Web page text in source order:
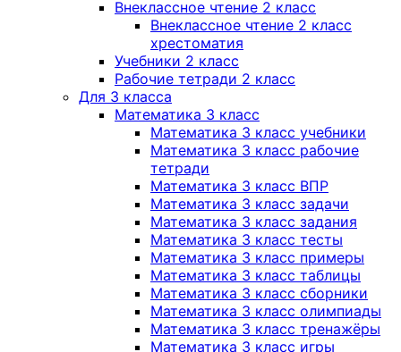
Внеклассное чтение 2 класс
Внеклассное чтение 2 класс
хрестоматия
Учебники 2 класс
Рабочие тетради 2 класс
Для 3 класса
Математика 3 класс
Математика 3 класс учебники
Математика 3 класс рабочие
тетради
Математика 3 класс ВПР
Математика 3 класс задачи
Математика 3 класс задания
Математика 3 класс тесты
Математика 3 класс примеры
Математика 3 класс таблицы
Математика 3 класс сборники
Математика 3 класс олимпиады
Математика 3 класс тренажёры
Математика 3 класс игры